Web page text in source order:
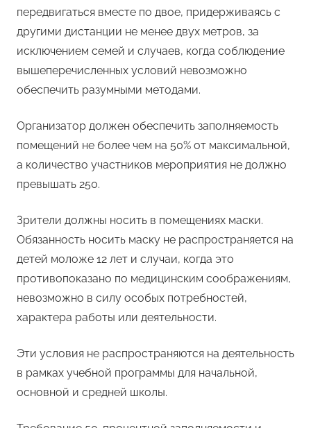
передвигаться вместе по двое, придерживаясь с
другими дистанции не менее двух метров, за
исключением семей и случаев, когда соблюдение
вышеперечисленных условий невозможно
обеспечить разумными методами.
Организатор должен обеспечить заполняемость
помещений не более чем на 50% от максимальной,
а количество участников мероприятия не должно
превышать 250.
Зрители должны носить в помещениях маски.
Обязанность носить маску не распространяется на
детей моложе 12 лет и случаи, когда это
противопоказано по медицинским соображениям,
невозможно в силу особых потребностей,
характера работы или деятельности.
Эти условия не распространяются на деятельность
в рамках учебной программы для начальной,
основной и средней школы.